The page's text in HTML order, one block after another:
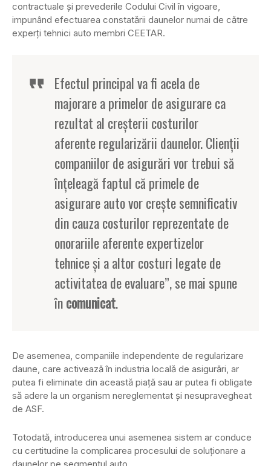
contractuale şi prevederile Codului Civil în vigoare,
impunând efectuarea constatării daunelor numai de către
experţi tehnici auto membri CEETAR.
Efectul principal va fi acela de
majorare a primelor de asigurare ca
rezultat al creşterii costurilor
aferente regularizării daunelor. Clienţii
companiilor de asigurări vor trebui să
înţeleagă faptul că primele de
asigurare auto vor creşte semnificativ
din cauza costurilor reprezentate de
onorariile aferente expertizelor
tehnice şi a altor costuri legate de
activitatea de evaluare”, se mai spune
încomunicat.
De asemenea, companiile independente de regularizare
daune, care activează în industria locală de asigurări, ar
putea fi eliminate din această piaţă sau ar putea fi obligate
să adere la un organism nereglementat şi nesupravegheat
de ASF.
Totodată, introducerea unui asemenea sistem ar conduce
cu certitudine la complicarea procesului de soluţionare a